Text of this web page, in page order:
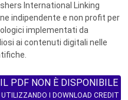
International Linking
indipendente e non profit per
implementati da
ai contenuti digitali nelle
PDF NON È DISPONIBILE
UTILIZZANDO I DOWNLOAD CREDIT